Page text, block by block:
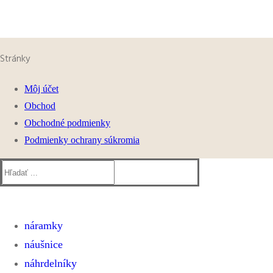
Stránky
Môj účet
Obchod
Obchodné podmienky
Podmienky ochrany súkromia
Hľadať:
náramky
ELASTICKÉ NÁRAMKY
SHAMBALLA A MACRAME NÁRAMKY
náušnice
náhrdelníky